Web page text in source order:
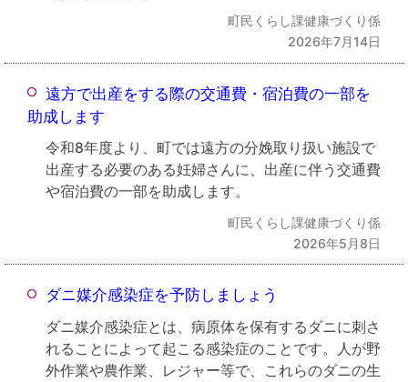
町民くらし課健康づくり係
2026年7月14日
遠方で出産をする際の交通費・宿泊費の一部を
助成します
令和8年度より、町では遠方の分娩取り扱い施設で
出産する必要のある妊婦さんに、出産に伴う交通費
や宿泊費の一部を助成します。
町民くらし課健康づくり係
2026年5月8日
ダニ媒介感染症を予防しましょう
ダニ媒介感染症とは、病原体を保有するダニに刺さ
れることによって起こる感染症のことです。人が野
外作業や農作業、レジャー等で、これらのダニの生